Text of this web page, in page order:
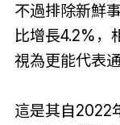
不過排除新鮮
比增長4.2%，
視為更能代表通
這是其自2022